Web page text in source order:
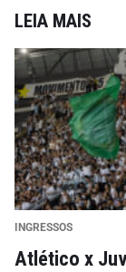
LEIA MAIS
INGRESSOS
Atlético x